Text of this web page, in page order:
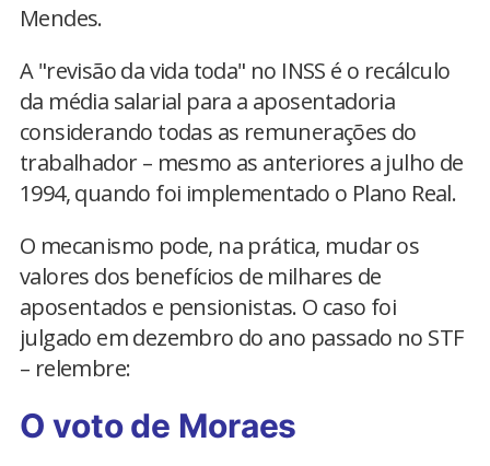
Mendes.
A "revisão da vida toda" no INSS é o recálculo
da média salarial para a aposentadoria
considerando todas as remunerações do
trabalhador – mesmo as anteriores a julho de
1994, quando foi implementado o Plano Real.
O mecanismo pode, na prática, mudar os
valores dos benefícios de milhares de
aposentados e pensionistas. O caso foi
julgado em dezembro do ano passado no STF
– relembre:
O voto de Moraes